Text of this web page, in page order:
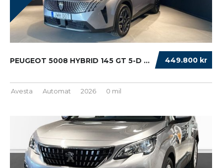
449.800 kr
PEUGEOT 5008 HYBRID 145 GT 5-D SUV...
Avesta Automat 2026 0 mil